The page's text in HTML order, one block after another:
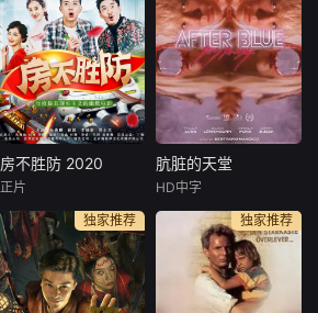
约夫妻到人生合伙
人，从猜忌争斗到
相爱携手，两个事
业批在生死局里互
扒马甲。
林晚星突然回到老
家，进入宏景八
中，做起体育器材
保管员工作。王法
放弃英国足球俱乐
部教练工作回到宏
景，成为了林晚星
的神秘租客。林晚
星被要求
崔笛
房冬和麦子为购买
婚房，结识了混迹
街头的三伏。经过
房不胜防 2020
正片
肮脏的天堂
维玛拉·庞斯
A chimeric fut
ure on After Blue,
a planet from anot
肮脏的天堂
HD中字
独家推荐 独家推荐